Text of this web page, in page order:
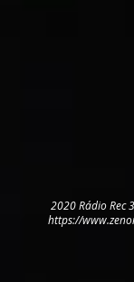
2020 Rádio Rec
https://